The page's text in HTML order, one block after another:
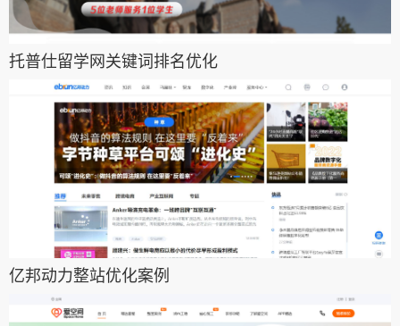
托普仕留学网关键词排名优化
亿邦动力整站优化案例